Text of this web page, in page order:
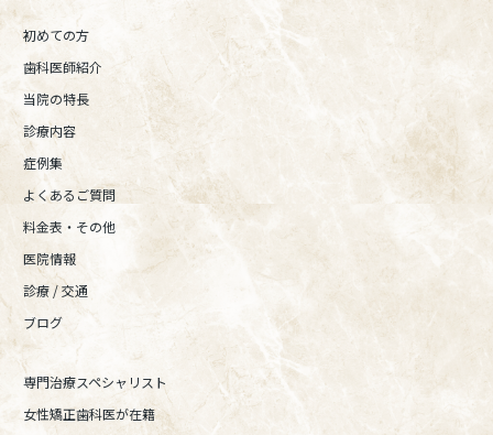
初めての方
歯科医師紹介
当院の特長
診療内容
症例集
よくあるご質問
料金表・その他
医院情報
診療 / 交通
ブログ
専門治療スペシャリスト
女性矯正歯科医が在籍